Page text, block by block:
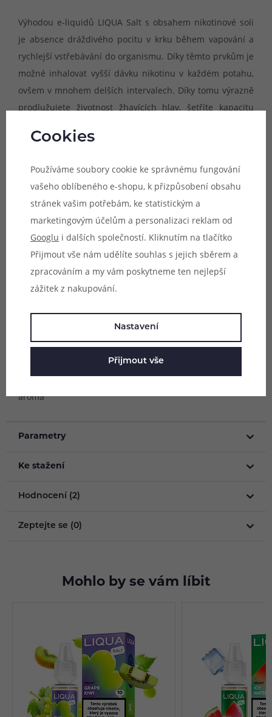
Výhodou e-liquidů LIQUA Salt s obsahem nikotinové soli
je absence dráždivého pocitu v krku během vapování a
rychlejší vstřebávání do organismu. Díky těmto prvkům je
možné inhalovat vyšší dávku nikotinu v každém potahu,
ovšem v mnohem delších intervalech. Díky tomu výrazně
prodlužujete životnost žhavících hlav, šetříte kapacitu
glycerolu. Díky tomu jsou vhodné do všech typů MTL
elektronických cigaret a produkují dostatečné množství
páry. Nikotinová sůl je rovněž ideální pro populární POD
systémy e-cigaret, které jsou sice kompaktní, ale nabízí
pouze omezené možnosti kapacity baterie nebo menší
objem zásobníku pro náplň. Při použití s nikotinovou solí
sespotřeba výrazně snížía kompaktní elektronická
cigareta tak rázem nabídne obdobnou výdrž jako větší
modely při použití s běžnými e-liquidy.
Objem lahvičky:10ml
Složení:propylenglykol, rostlinný glycerol, nikotinová sůl,
aroma
Parametry
Ke stažení
Hodnocení (2)
Zeptejte se (0)
Mohlo by se vám líbit
Cookies
Používáme soubory cookie ke správnému fungování
vašeho oblíbeného e-shopu, k přizpůsobení obsahu
stránek vašim potřebám, ke statistickým a
marketingovým účelům a personalizaci reklam od
Googlu i dalších společností. Kliknutím na tlačítko
Přijmout vše nám udělíte souhlas s jejich sběrem a
zpracováním a my vám poskytneme ten nejlepší
zážitek z nakupování.
Nastavení
Přijmout vše